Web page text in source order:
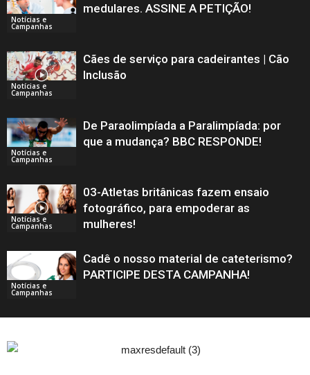
Notícias e
Campanhas
medulares. ASSINE A PETIÇÃO!
Notícias e
Campanhas
Cães de serviço para cadeirantes | Cão
Inclusão
Notícias e
Campanhas
De Paraolimpíada a Paralimpíada: por
que a mudança? BBC RESPONDE!
Notícias e
Campanhas
03-Atletas britânicas fazem ensaio
fotográfico, para empoderar as
mulheres!
Notícias e
Campanhas
Cadê o nosso material de cateterismo?
PARTICIPE DESTA CAMPANHA!